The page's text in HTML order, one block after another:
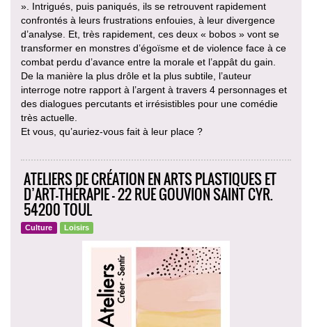
». Intrigués, puis paniqués, ils se retrouvent rapidement
confrontés à leurs frustrations enfouies, à leur divergence
d’analyse. Et, très rapidement, ces deux « bobos » vont se
transformer en monstres d’égoïsme et de violence face à ce
combat perdu d’avance entre la morale et l’appât du gain.
De la manière la plus drôle et la plus subtile, l’auteur
interroge notre rapport à l’argent à travers 4 personnages et
des dialogues percutants et irrésistibles pour une comédie
très actuelle.
Et vous, qu’auriez-vous fait à leur place ?
ATELIERS DE CRÉATION EN ARTS PLASTIQUES ET
D’ART-THÉRAPIE - 22 RUE GOUVION SAINT CYR.
54200 TOUL
Culture Loisirs